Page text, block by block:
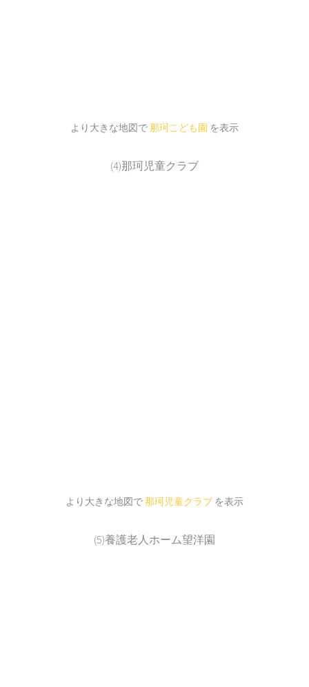
より大きな地図で那珂こども園 を表示
(4)那珂児童クラブ
より大きな地図で那珂児童クラブ を表示
(5)養護老人ホーム望洋園